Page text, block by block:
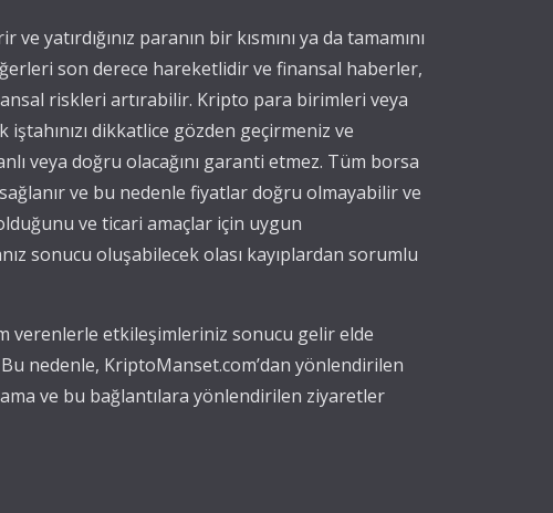
paranın bir kısmını ya da tamamını
son derece hareketlidir ve finansal haberler,
riskleri artırabilir. Kripto para birimleri veya
dikkatlice gözden geçirmeniz ve
veya doğru olacağını garanti etmez. Tüm borsa
ve bu nedenle fiyatlar doğru olmayabilir ve
ve ticari amaçlar için uygun
sonucu oluşabilecek olası kayıplardan sorumlu
verenlerle etkileşimleriniz sonucu gelir elde
nedenle, KriptoManset.com’dan yönlendirilen
ve bu bağlantılara yönlendirilen ziyaretler